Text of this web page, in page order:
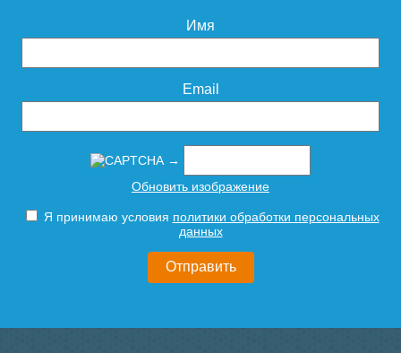
Имя
Email
→
Обновить изображение
Я принимаю условия политики обработки персональных
данных